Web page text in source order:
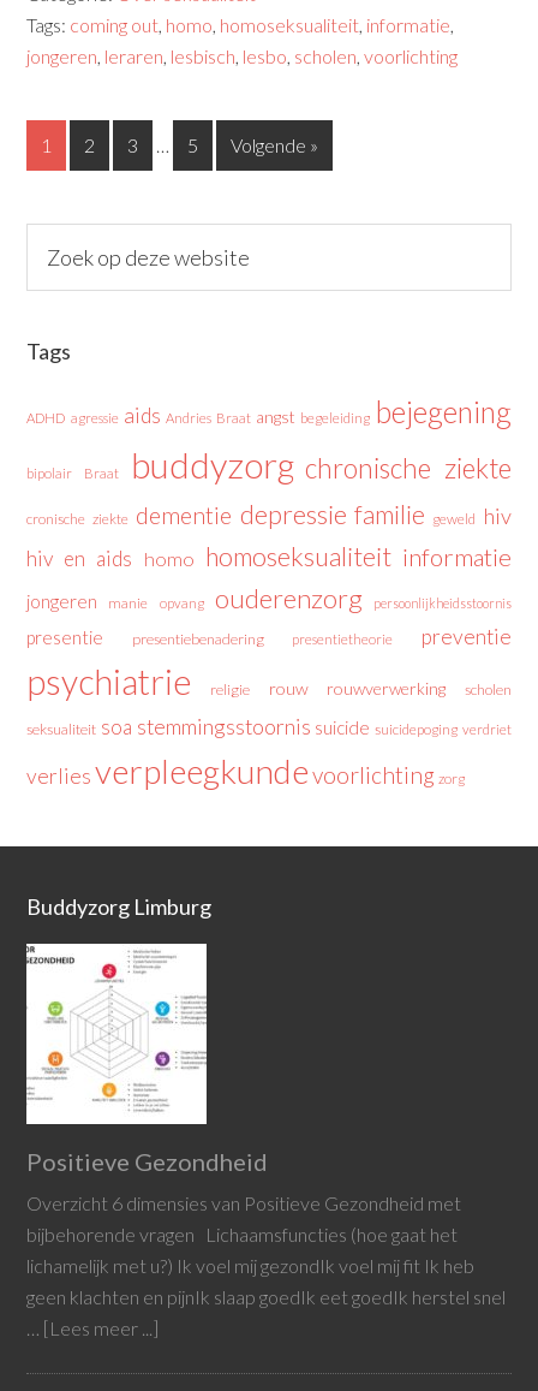
Tags: coming out, homo, homoseksualiteit, informatie,
jongeren, leraren, lesbisch, lesbo, scholen,voorlichting
1 2 3 … 5 Volgende »
Tags
ADHD agressie aids Andries Braat angst begeleiding bejegening
bipolair Braat buddyzorg chronische ziekte
cronische ziekte dementie depressie familie geweld hiv
hiv en aids homo homoseksualiteit informatie
jongeren manie opvang ouderenzorg persoonlijkheidsstoornis
presentie presentiebenadering presentietheorie preventie
psychiatrie religie rouw rouwverwerking scholen
seksualiteit soa stemmingsstoornis suicide suicidepoging verdriet
verlies verpleegkundevoorlichting zorg
Buddyzorg Limburg
Positieve Gezondheid
Overzicht 6 dimensies van Positieve Gezondheid met
bijbehorende vragen Lichaamsfuncties (hoe gaat het
lichamelijk met u?) Ik voel mij gezondIk voel mij fit Ik heb
geen klachten en pijnIk slaap goedIk eet goedIk herstel snel
… [Lees meer ...]